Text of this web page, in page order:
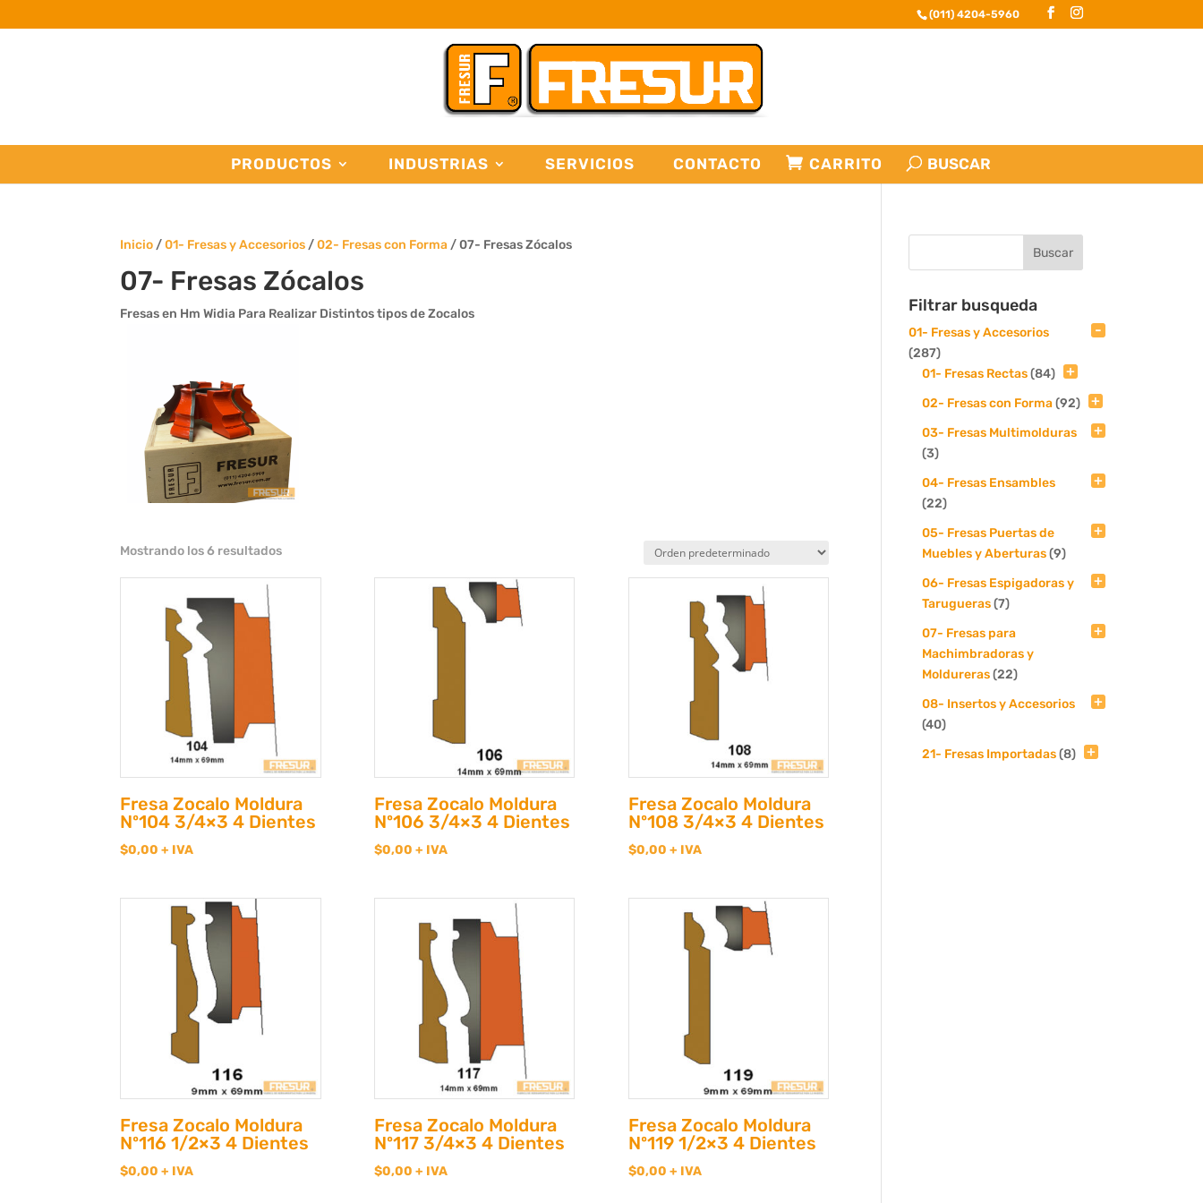
(011) 4204-5960
PRODUCTOS INDUSTRIAS SERVICIOS CONTACTO CARRITO
Inicio /01- Fresas y Accesorios /02- Fresas con Forma / 07- Fresas Zócalos
07- Fresas Zócalos
Fresas en Hm Widia Para Realizar Distintos tipos de Zocalos
Mostrando los 6 resultados
Fresa Zocalo Moldura
Nº104 3/4×3 4 Dientes
$0,00 + IVA
Fresa Zocalo Moldura
Nº106 3/4×3 4 Dientes
$0,00 + IVA
Fresa Zocalo Moldura
Nº108 3/4×3 4 Dientes
$0,00 + IVA
Fresa Zocalo Moldura
Nº116 1/2×3 4 Dientes
$0,00 + IVA
Fresa Zocalo Moldura
Nº117 3/4×3 4 Dientes
$0,00 + IVA
Fresa Zocalo Moldura
Nº119 1/2×3 4 Dientes
$0,00 + IVA
Filtrar busqueda
01- Fresas y Accesorios
(287)
01- Fresas Rectas(84)
02- Fresas con Forma(92)
03- Fresas Multimolduras
(3)
04- Fresas Ensambles
(22)
05- Fresas Puertas de
Muebles y Aberturas(9)
06- Fresas Espigadoras y
Tarugueras(7)
07- Fresas para
Machimbradoras y
Moldureras(22)
08- Insertos y Accesorios
(40)
21- Fresas Importadas(8)